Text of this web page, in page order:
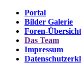
Portal
Bilder Galerie
Foren-Übersicht
Das Team
Impressum